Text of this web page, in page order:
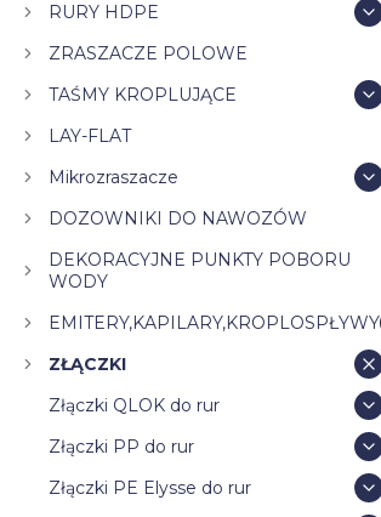
RURY HDPE
ZRASZACZE POLOWE
TAŚMY KROPLUJĄCE
LAY-FLAT
Mikrozraszacze
DOZOWNIKI DO NAWOZÓW
DEKORACYJNE PUNKTY POBORU
WODY
EMITERY,KAPILARY,KROPLOSPŁYWY
ZŁĄCZKI
Złączki QLOK do rur
Złączki PP do rur
Złączki PE Elysse do rur